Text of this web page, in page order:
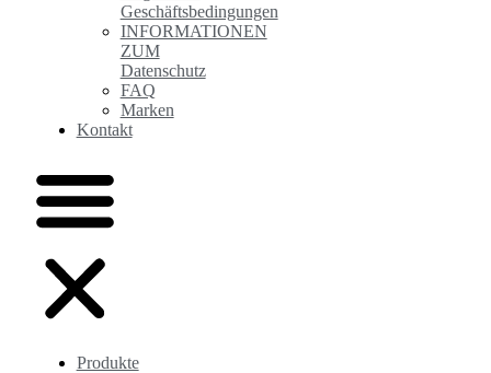
Geschäftsbedingungen
INFORMATIONEN
ZUM
Datenschutz
FAQ
Marken
Kontakt
Produkte